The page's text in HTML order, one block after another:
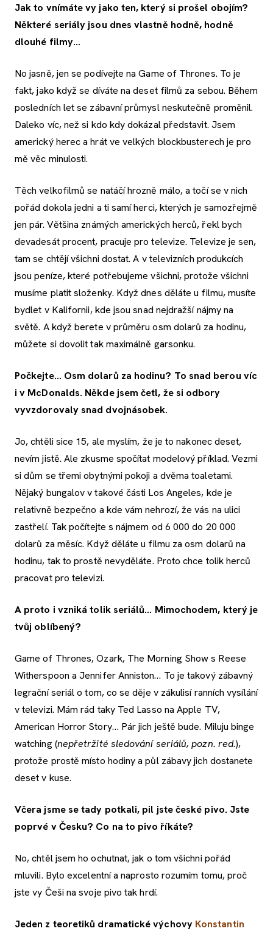
Jak to vnímáte vy jako ten, který si prošel obojím?
Některé seriály jsou dnes vlastně hodně, hodně
dlouhé filmy…
No jasně, jen se podívejte na Game of Thrones. To je
fakt, jako když se díváte na deset filmů za sebou. Během
posledních let se zábavní průmysl neskutečně proměnil.
Daleko víc, než si kdo kdy dokázal představit. Jsem
americký herec a hrát ve velkých blockbusterech je pro
mě věc minulosti.
Těch velkofilmů se natáčí hrozně málo, a točí se v nich
pořád dokola jedni a ti samí herci, kterých je samozřejmě
jen pár. Většina známých amerických herců, řekl bych
devadesát procent, pracuje pro televize. Televize je sen,
tam se chtějí všichni dostat. A v televizních produkcích
jsou peníze, které potřebujeme všichni, protože všichni
musíme platit složenky. Když dnes děláte u filmu, musíte
bydlet v Kalifornii, kde jsou snad nejdražší nájmy na
světě. A když berete v průměru osm dolarů za hodinu,
můžete si dovolit tak maximálně garsonku.
Počkejte… Osm dolarů za hodinu? To snad berou víc
i v McDonalds. Někde jsem četl, že si odbory
vyvzdorovaly snad dvojnásobek.
Jo, chtěli sice 15, ale myslím, že je to nakonec deset,
nevím jistě. Ale zkusme spočítat modelový příklad. Vezmi
si dům se třemi obytnými pokoji a dvěma toaletami.
Nějaký bungalov v takové části Los Angeles, kde je
relativně bezpečno a kde vám nehrozí, že vás na ulici
zastřelí. Tak počítejte s nájmem od 6 000 do 20 000
dolarů za měsíc. Když děláte u filmu za osm dolarů na
hodinu, tak to prostě nevyděláte. Proto chce tolik herců
pracovat pro televizi.
A proto i vzniká tolik seriálů… Mimochodem, který je
tvůj oblíbený?
Game of Thrones, Ozark, The Morning Show s Reese
Witherspoon a Jennifer Anniston… To je takový zábavný
legrační seriál o tom, co se děje v zákulisí ranních vysílání
v televizi. Mám rád taky Ted Lasso na Apple TV,
American Horror Story… Pár jich ještě bude. Miluju binge
watching (nepřetržité sledování seriálů, pozn. red.),
protože prostě místo hodiny a půl zábavy jich dostanete
deset v kuse.
Včera jsme se tady potkali, pil jste české pivo. Jste
poprvé v Česku? Co na to pivo říkáte?
No, chtěl jsem ho ochutnat, jak o tom všichni pořád
mluvili. Bylo excelentní a naprosto rozumím tomu, proč
jste vy Češi na svoje pivo tak hrdí.
Jeden z teoretiků dramatické výchovy Konstantin